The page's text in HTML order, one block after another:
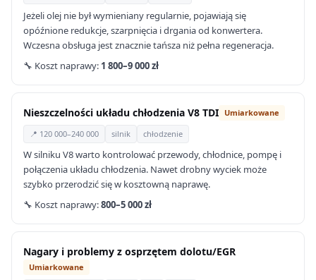
Jeżeli olej nie był wymieniany regularnie, pojawiają się
opóźnione redukcje, szarpnięcia i drgania od konwertera.
Wczesna obsługa jest znacznie tańsza niż pełna regeneracja.
🔧 Koszt naprawy: 1 800–9 000 zł
Nieszczelności układu chłodzenia V8 TDI Umiarkowane
📍 120 000–240 000 silnik chłodzenie
W silniku V8 warto kontrolować przewody, chłodnice, pompę i
połączenia układu chłodzenia. Nawet drobny wyciek może
szybko przerodzić się w kosztowną naprawę.
🔧 Koszt naprawy:800–5 000 zł
Nagary i problemy z osprzętem dolotu/EGR
Umiarkowane